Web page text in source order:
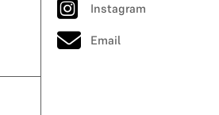
Instagram
Email